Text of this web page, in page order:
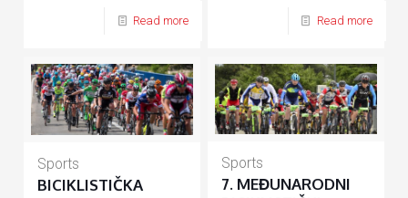
Read more
Read more
Sports
BICIKLISTIČKA
Sports
7. MEĐUNARODNI